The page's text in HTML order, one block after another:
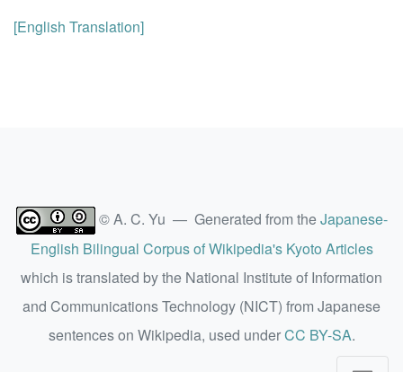
[English Translation]
© A. C. Yu — Generated from theJapanese-
English Bilingual Corpus of Wikipedia's Kyoto Articles
which is translated by the National Institute of Information
and Communications Technology (NICT) from Japanese
sentences on Wikipedia, used underCC BY-SA.